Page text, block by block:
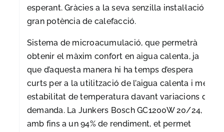
esperant. Gràcies a la seva senzilla instal·lació i
gran potència de calefacció.
Sistema de microacumulació, que permetrà
obtenir el màxim confort en aigua calenta, ja
que d’aquesta manera hi ha temps d’espera
curts per a la utilització de l’aigua calenta i més
estabilitat de temperatura davant variacions de
demanda. La Junkers Bosch GC1200W 20/24,
amb fins a un 94% de rendiment, et permet